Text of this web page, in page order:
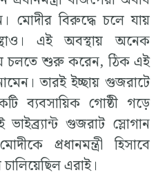
মোদীর বিরুদ্ধে চলে যায়
এই অবস্থায় অনেক
চলতে শুরু করেন, ঠিক এই
তারই ইচ্ছায় গুজরাটে
ব্যবসায়িক গোষ্ঠী গড়ে
গুজরাট স্লোগান
প্রধানমন্ত্রী হিসাবে
চালিয়েছিল এরাই।